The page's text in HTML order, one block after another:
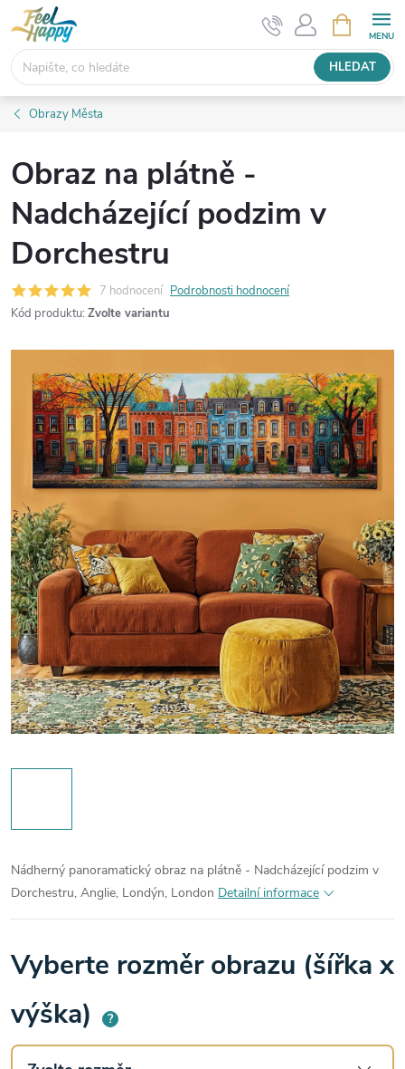
Přejít
na
obsah
HLEDAT
NÁKUPNÍ
KOŠÍK
Obrazy Města
Obraz na plátně -
Nadcházející podzim v
Dorchestru
7 hodnocení Podrobnosti hodnocení
Kód produktu: Zvolte variantu
Nádherný panoramatický obraz na plátně - Nadcházející podzim v
Dorchestru, Anglie, Londýn, London Detailní informace
Vyberte rozměr obrazu (šířka x
výška)
?